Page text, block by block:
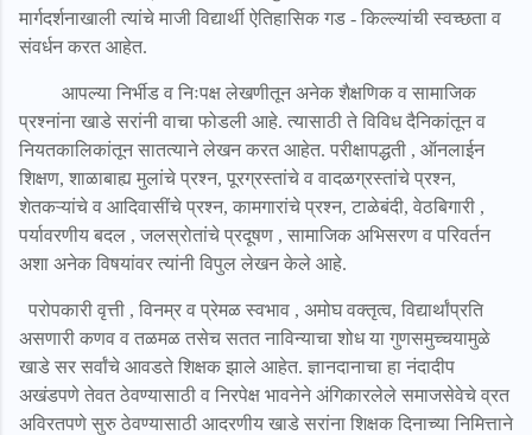
मार्गदर्शनाखाली त्यांचे माजी विद्यार्थी ऐतिहासिक गड - किल्ल्यांची स्वच्छता व
संवर्धन करत आहेत.
आपल्या निर्भीड व निःपक्ष लेखणीतून अनेक शैक्षणिक व सामाजिक
प्रश्नांना खाडे सरांनी वाचा फोडली आहे. त्यासाठी ते विविध दैनिकांतून व
नियतकालिकांतून सातत्याने लेखन करत आहेत. परीक्षापद्धती , ऑनलाईन
शिक्षण, शाळाबाह्य मुलांचे प्रश्न, पूरग्रस्तांचे व वादळग्रस्तांचे प्रश्न,
शेतकऱ्यांचे व आदिवासींचे प्रश्न, कामगारांचे प्रश्न, टाळेबंदी, वेठबिगारी ,
पर्यावरणीय बदल , जलस्रोतांचे प्रदूषण , सामाजिक अभिसरण व परिवर्तन
अशा अनेक विषयांवर त्यांनी विपुल लेखन केले आहे.
परोपकारी वृत्ती , विनम्र व प्रेमळ स्वभाव , अमोघ वक्तृत्व, विद्यार्थांप्रति
असणारी कणव व तळमळ तसेच सतत नाविन्याचा शोध या गुणसमुच्चयामुळे
खाडे सर सर्वांचे आवडते शिक्षक झाले आहेत. ज्ञानदानाचा हा नंदादीप
अखंडपणे तेवत ठेवण्यासाठी व निरपेक्ष भावनेने अंगिकारलेले समाजसेवेचे व्रत
अविरतपणे सुरु ठेवण्यासाठी आदरणीय खाडे सरांना शिक्षक दिनाच्या निमित्ताने